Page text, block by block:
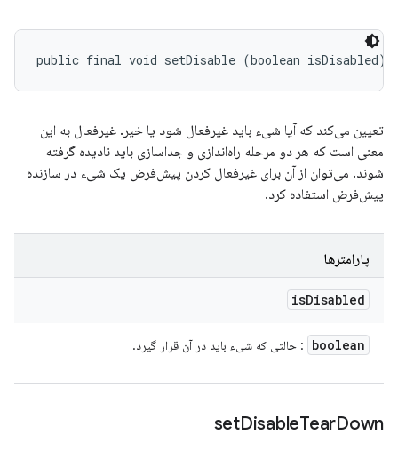
public final void setDisable (boolean isDisabled)
تعیین می‌کند که آیا شیء باید غیرفعال شود یا خیر. غیرفعال به این
معنی است که هر دو مرحله راه‌اندازی و جداسازی باید نادیده گرفته
شوند. می‌توان از آن برای غیرفعال کردن پیش‌فرض یک شیء در سازنده
پیش‌فرض استفاده کرد.
پارامترها
isDisabled
boolean : حالتی که شیء باید در آن قرار گیرد.
setDisableTearDown